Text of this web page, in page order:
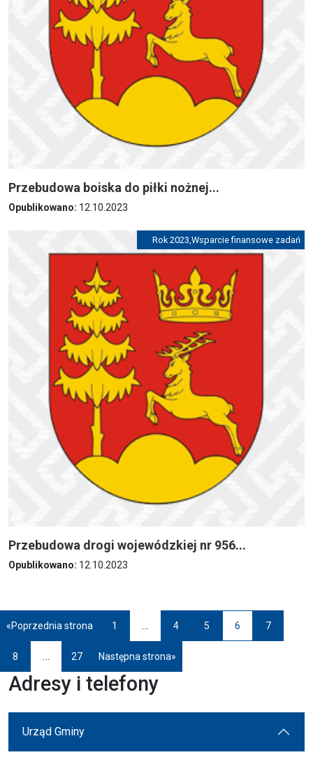
Przebudowa boiska do piłki nożnej...
Opublikowano: 12.10.2023
Rok 2023 Wsparcie finansowe zadań
Przebudowa drogi wojewódzkiej nr 956...
Opublikowano: 12.10.2023
Paginacja
«Poprzednia strona
Przejdź do strony
1 … Przejdź do strony
4
Przejdź do strony
5 6
Przejdź
7
Przejdź do strony
8 … Przejdź do strony
27 Następna strona»
Adresy i telefony
Urząd Gminy